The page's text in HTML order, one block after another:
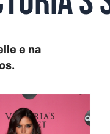
e na